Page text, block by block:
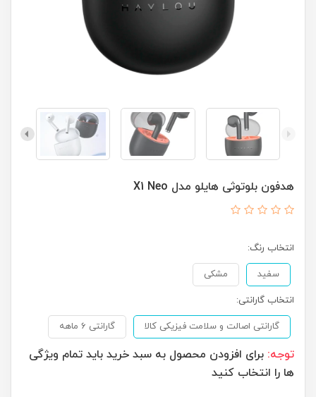
هدفون بلوتوثی هایلو مدل X1 Neo
انتخاب رنگ:
سفید مشکی
انتخاب گارانتی:
گارانتی اصالت و سلامت فیزیکی کالا گارانتی 6 ماهه
توجه: برای افزودن محصول به سبد خرید باید تمام ویژگی
ها را انتخاب کنید